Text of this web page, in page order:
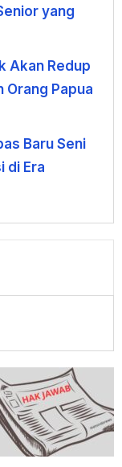
yang
Akan Redup
Orang Papua
Baru Seni
di Era